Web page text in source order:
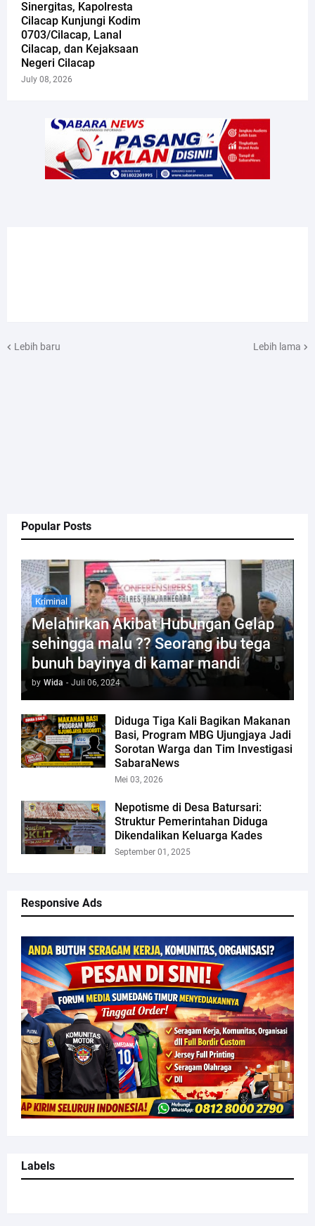
Popular Posts
Kriminal
Melahirkan Akibat Hubungan Gelap
sehingga malu ?? Seorang ibu tega
bunuh bayinya di kamar mandi
by Wida - Juli 06, 2024
Diduga Tiga Kali Bagikan Makanan
Basi, Program MBG Ujungjaya Jadi
Sorotan Warga dan Tim Investigasi
SabaraNews
Mei 03, 2026
Nepotisme di Desa Batursari:
Struktur Pemerintahan Diduga
Dikendalikan Keluarga Kades
September 01, 2025
Responsive Ads
Labels
Sinergitas, Kapolresta
Cilacap Kunjungi Kodim
0703/Cilacap, Lanal
Cilacap, dan Kejaksaan
Negeri Cilacap
July 08, 2026
Lebih baru Lebih lama